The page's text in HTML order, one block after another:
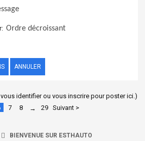
identifier ou vous inscrire pour poster ici.)
7 8 → 29 Suivant >
BIENVENUE SUR ESTHAUTO